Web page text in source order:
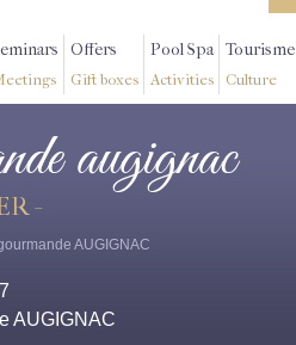
Offers
Gift boxes
Pool Spa
Activities
Tourisme
Culture
augignac
-
AUGIGNAC
AUGIGNAC